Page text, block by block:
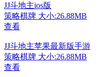
JJ斗地主ios版
策略棋牌 大小:26.88MB
查看
JJ斗地主苹果最新版手游
策略棋牌 大小:26.88MB
查看